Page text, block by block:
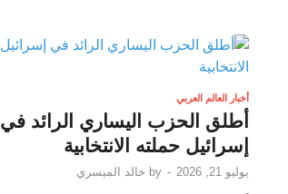
أخبار العالم العربي
أطلق الحزب اليساري الرائد في
إسرائيل حملته الانتخابية
يوليو 21, 2026 -
by خالد الميسري